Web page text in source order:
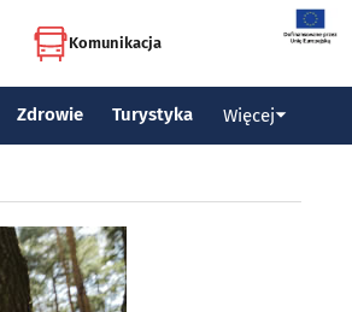
Komunikacja
Zdrowie Turystyka Więcej